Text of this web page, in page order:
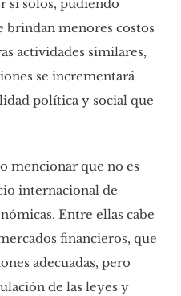
sí solos, pudiendo
brindan menores costos
actividades similares,
se incrementará
política y social que
mencionar que no es
internacional de
Entre ellas cabe
financieros, que
adecuadas, pero
de las leyes y